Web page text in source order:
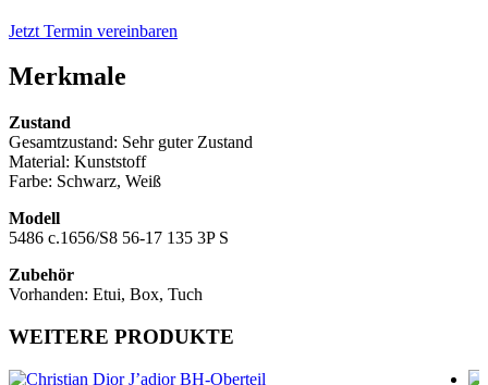
Jetzt Termin vereinbaren
Merkmale
Zustand
Gesamtzustand: Sehr guter Zustand
Material: Kunststoff
Farbe: Schwarz, Weiß
Modell
5486 c.1656/S8 56-17 135 3P S
Zubehör
Vorhanden: Etui, Box, Tuch
WEITERE PRODUKTE